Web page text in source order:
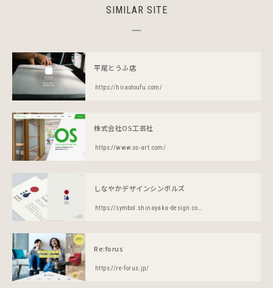
SIMILAR SITE
平尾とうふ店
https://hiraotoufu.com/
株式会社OS工芸社
https://www.os-art.com/
しなやかデザインシンボルズ
Re:forus
https://re-forus.jp/